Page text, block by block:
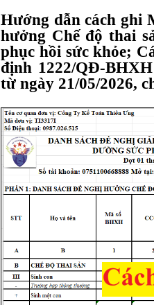
Hướng dẫn cách ghi
hưởng Chế độ thai
phục hồi sức khỏe;
định 1222/QĐ-
từ ngày 21/05/2026,